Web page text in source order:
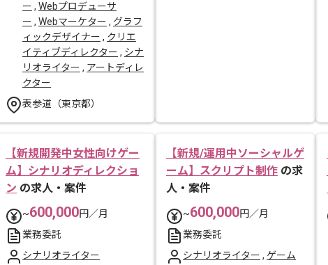
ー , Webプロデューサ
ー , Webマーケター , グラフ
ィックデザイナー , クリエ
イティブディレクター , シナ
リオライター , アートディレ
クター
表参道（東京都）
【新規開発中女性向けゲー
ム】シナリオディレクショ
ン の求人・案件
~600,000円／月
業務委託
シナリオライター
【新規/運用中ソーシャルゲ
ーム】スクリプト制作 の求
人・案件
~600,000円／月
業務委託
シナリオライター , ゲーム